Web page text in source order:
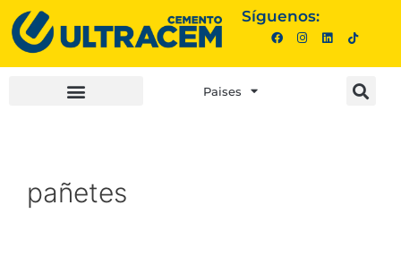
Síguenos:
Paises
pañetes